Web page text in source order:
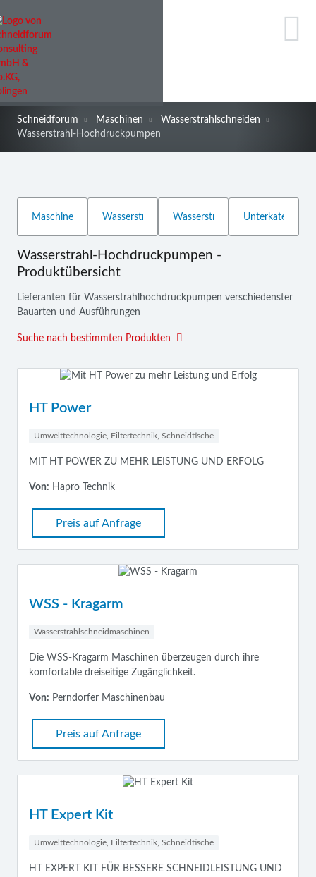
Schneidforum Maschinen
Wasserstrahlschneiden
Wasserstrahl-Hochdruckpumpen
Wasserstrahl-Hochdruckpumpen -
Produktübersicht
Lieferanten für Wasserstrahlhochdruckpumpen verschiedenster
Bauarten und Ausführungen
Suche nach bestimmten Produkten
HT Power
Umwelttechnologie, Filtertechnik, Schneidtische
MIT HT POWER ZU MEHR LEISTUNG UND ERFOLG
Von: Hapro Technik
Preis auf Anfrage
WSS - Kragarm
Wasserstrahlschneidmaschinen
Die WSS-Kragarm Maschinen überzeugen durch ihre
komfortable dreiseitige Zugänglichkeit.
Von: Perndorfer Maschinenbau
Preis auf Anfrage
HT Expert Kit
Umwelttechnologie, Filtertechnik, Schneidtische
HT EXPERT KIT FÜR BESSERE SCHNEIDLEISTUNG UND